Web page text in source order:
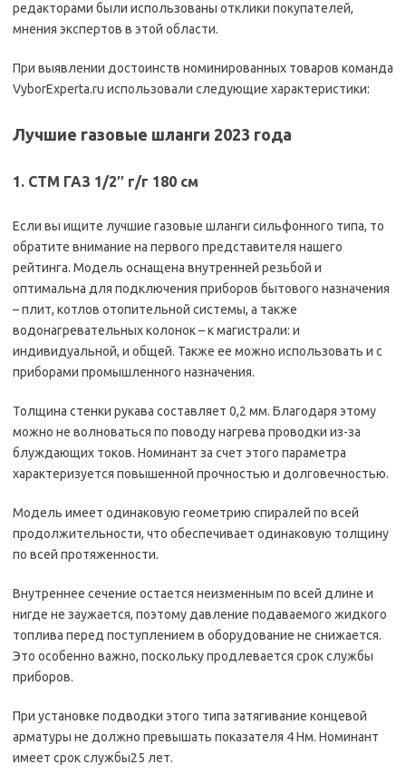
редакторами были использованы отклики покупателей,
мнения экспертов в этой области.
При выявлении достоинств номинированных товаров команда
VyborExperta.ru использовали следующие характеристики:
Лучшие газовые шланги 2023 года
1. CTM ГАЗ 1/2″ г/г 180 см
Если вы ищите лучшие газовые шланги сильфонного типа, то
обратите внимание на первого представителя нашего
рейтинга. Модель оснащена внутренней резьбой и
оптимальна для подключения приборов бытового назначения
– плит, котлов отопительной системы, а также
водонагревательных колонок – к магистрали: и
индивидуальной, и общей. Также ее можно использовать и с
приборами промышленного назначения.
Толщина стенки рукава составляет 0,2 мм. Благодаря этому
можно не волноваться по поводу нагрева проводки из-за
блуждающих токов. Номинант за счет этого параметра
характеризуется повышенной прочностью и долговечностью.
Модель имеет одинаковую геометрию спиралей по всей
продолжительности, что обеспечивает одинаковую толщину
по всей протяженности.
Внутреннее сечение остается неизменным по всей длине и
нигде не заужается, поэтому давление подаваемого жидкого
топлива перед поступлением в оборудование не снижается.
Это особенно важно, поскольку продлевается срок службы
приборов.
При установке подводки этого типа затягивание концевой
арматуры не должно превышать показателя 4 Нм. Номинант
имеет срок службы25 лет.